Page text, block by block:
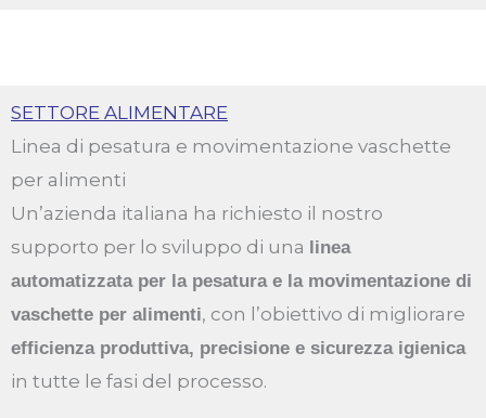
SETTORE ALIMENTARE
Linea di pesatura e movimentazione vaschette
per alimenti
Un’azienda italiana ha richiesto il nostro
supporto per lo sviluppo di una linea
automatizzata per la pesatura e la movimentazione di
vaschette per alimenti, con l’obiettivo di migliorare
efficienza produttiva, precisione e sicurezza igienica
in tutte le fasi del processo.